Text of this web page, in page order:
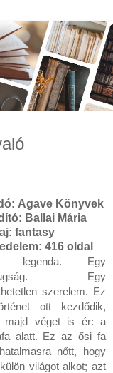
Agave Könyvek
Ballai Mária
fantasy
416 oldal
legenda. Egy
Egy
szerelem. Ez
ott kezdődik,
majd véget is ér: a
alatt. Ez az ősi fa
nőtt, hogy
világot alkot; azt